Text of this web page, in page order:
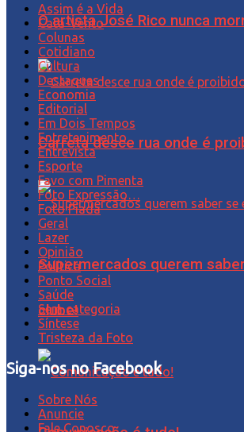
O artista José Rico nunca
Carreta desce rua onde é
Supermercados querem
clube!
Assim é a Vida
Cata-Vento
Colunas
Cotidiano
Cultura
Destaques
Economia
Editorial
Em Dois Tempos
Entretenimento
Entrevista
Esporte
Favo com Pimenta
Foto Expressão…
Foto Piada
Geral
Lazer
Opinião
Política
Ponto Social
Saúde
Sem categoria
Síntese
Tristeza da Foto
Siga-nos no Facebook
Sobre Nós
Anuncie
Fale Conosco